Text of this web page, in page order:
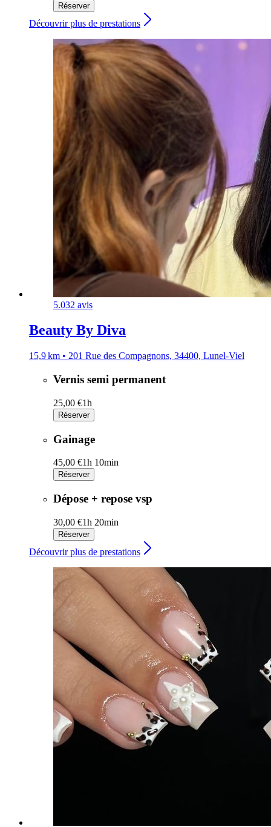
Réserver
Découvrir plus de prestations
5.032 avis
Beauty By Diva
15,9 km • 201 Rue des Compagnons, 34400, Lunel-Viel
Vernis semi permanent
25,00 €1h
Réserver
Gainage
45,00 €1h 10min
Réserver
Dépose + repose vsp
30,00 €1h 20min
Réserver
Découvrir plus de prestations